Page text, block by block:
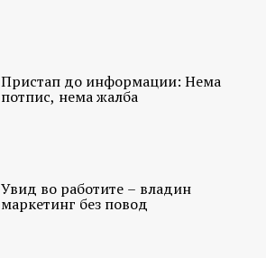
Пристап до информации: Нема
потпис, нема жалба
Увид во работите – владин
маркетинг без повод